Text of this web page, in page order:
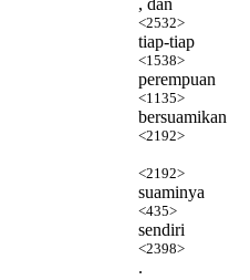
<2532>
tiap-tiap
<1538>
perempuan
<1135>
bersuamikan
<2192>
<2192>
suaminya
<435>
sendiri
<2398>
.